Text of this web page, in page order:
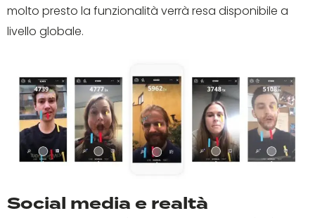
molto presto la funzionalità verrà resa disponibile a
livello globale.
Social media e realtà